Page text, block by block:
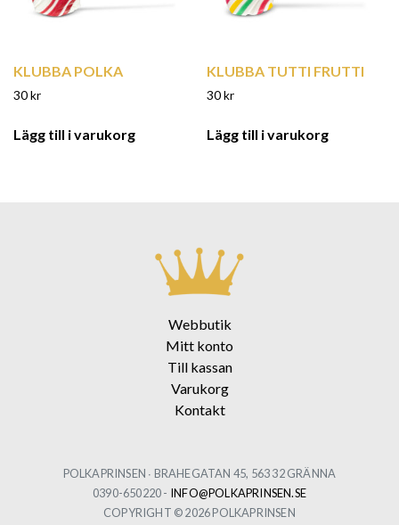
KLUBBA POLKA
30kr
Lägg till i varukorg
KLUBBA TUTTI FRUTTI
30kr
Lägg till i varukorg
Webbutik
Mitt konto
Till kassan
Varukorg
Kontakt
POLKAPRINSEN ∙ BRAHEGATAN 45, 563 32 GRÄNNA
0390-650220 - INFO@POLKAPRINSEN.SE
COPYRIGHT © 2026 POLKAPRINSEN